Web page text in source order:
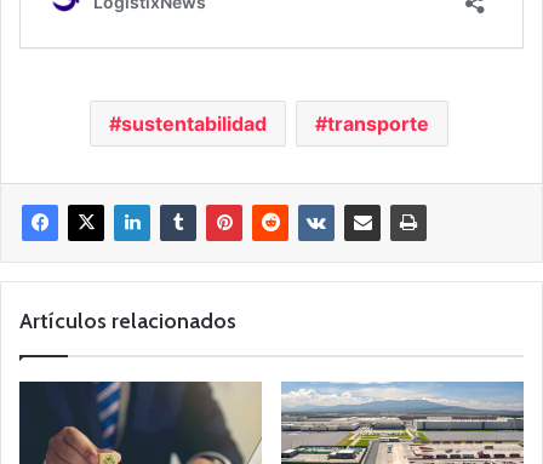
sustentabilidad transporte
Artículos relacionados